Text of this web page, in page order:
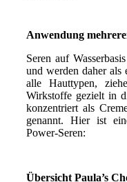
Anwendung
Seren auf
und werden daher als
alle Hauttypen,
Wirkstoffe gezielt in
konzentriert als
genannt. Hier ist
Power-Seren:
Übersicht Paula’s